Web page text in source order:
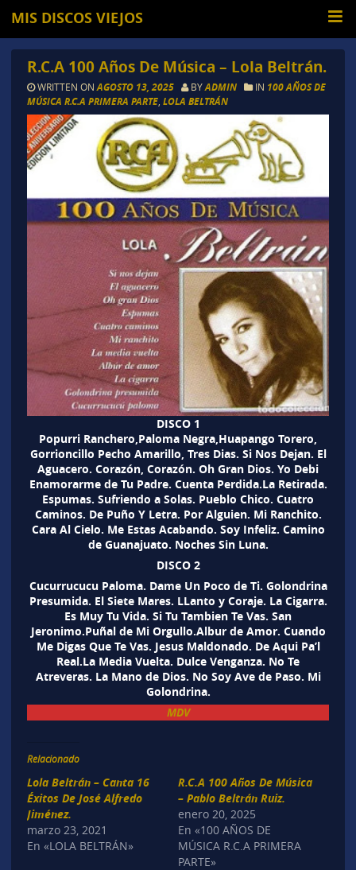
MIS DISCOS VIEJOS
R.C.A 100 Años De Música – Lola Beltrán.
WRITTEN ON AGOSTO 13, 2025 BYADMIN IN 100 AÑOS DE
MÚSICA R.C.A PRIMERA PARTE, LOLA BELTRÁN
DISCO 1
Popurri Ranchero,Paloma Negra,Huapango Torero,
Gorrioncillo Pecho Amarillo, Tres Dias. Si Nos Dejan. El
Aguacero. Corazón, Corazón. Oh Gran Dios. Yo Debi
Enamorarme de Tu Padre. Cuenta Perdida.La Retirada.
Espumas. Sufriendo a Solas. Pueblo Chico. Cuatro
Caminos. De Puño Y Letra. Por Alguien. Mi Ranchito.
Cara Al Cielo. Me Estas Acabando. Soy Infeliz. Camino
de Guanajuato. Noches Sin Luna.
DISCO 2
Cucurrucucu Paloma. Dame Un Poco de Ti. Golondrina
Presumida. El Siete Mares. LLanto y Coraje. La Cigarra.
Es Muy Tu Vida. Si Tu Tambien Te Vas. San
Jeronimo.Puñal de Mi Orgullo.Albur de Amor. Cuando
Me Digas Que Te Vas. Jesus Maldonado. De Aqui Pa’l
Real.La Media Vuelta. Dulce Venganza. No Te
Atreveras. La Mano de Dios. No Soy Ave de Paso. Mi
Golondrina.
MDV
Relacionado
Lola Beltrán – Canta 16
Éxitos De José Alfredo
Jiménez.
marzo 23, 2021
En «LOLA BELTRÁN»
R.C.A 100 Años De Música
– Pablo Beltrán Ruiz.
enero 20, 2025
En «100 AÑOS DE
MÚSICA R.C.A PRIMERA
PARTE»